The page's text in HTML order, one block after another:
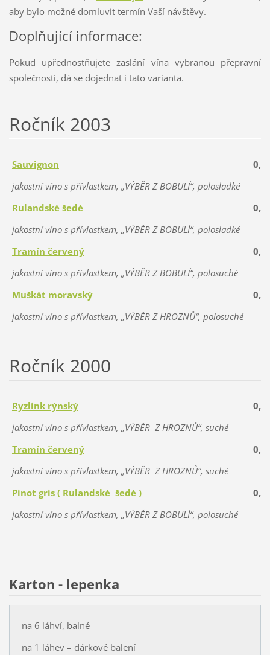
aby bylo možné domluvit termín Vaší návštěvy.
Doplňující informace:
Pokud upřednostňujete zaslání vína vybranou přepravní
společností, dá se dojednat i tato varianta.
Ročník 2003
Sauvignon
jakostní víno s přívlastkem, „VÝBĚR Z BOBULÍ“, polosladké
Rulandské šedé
jakostní víno s přívlastkem, „VÝBĚR Z BOBULÍ“, polosladké
Tramín červený
jakostní víno s přívlastkem, „VÝBĚR Z BOBULÍ“, polosuché
Muškát moravský
jakostní víno s přívlastkem, „VÝBĚR Z HROZNŮ“, polosuché
Ročník 2000
Ryzlink rýnský
jakostní víno s přívlastkem, „VÝBĚR Z HROZNŮ“, suché
Tramín červený
jakostní víno s přívlastkem, „VÝBĚR Z HROZNŮ“, suché
Pinot gris ( Rulandské šedé )
jakostní víno s přívlastkem, „VÝBĚR Z BOBULÍ“, polosuché
Karton - lepenka
na 6 láhví, balné
na 1 láhev – dárkové balení